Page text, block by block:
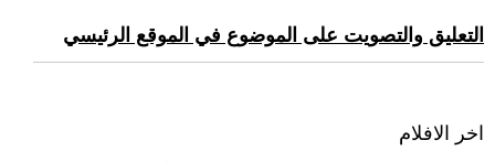
التعليق والتصويت على الموضوع في الموقع الرئيسي
اخر الافلام